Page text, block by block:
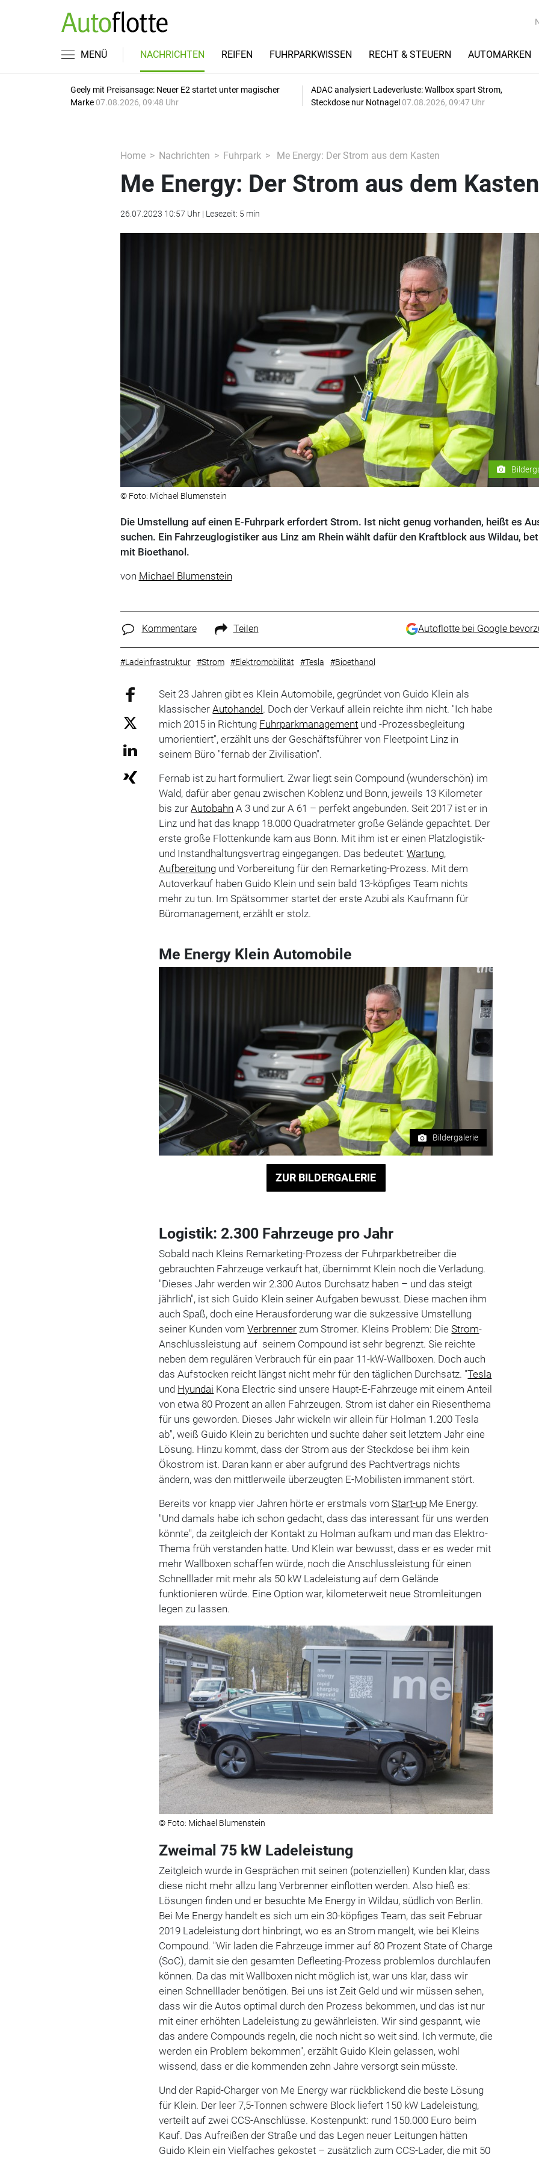
MENÜ NACHRICHTEN REIFEN FUHRPARKWISSEN RECHT & STEUERN AUTOMARKEN
Geely mit Preisansage: Neuer E2 startet unter magischer
Marke 07.08.2026, 09:48 Uhr
ADAC analysiert Ladeverluste: Wallbox spart Strom,
Steckdose nur Notnagel 07.08.2026, 09:47 Uhr
Home Nachrichten Fuhrpark Me Energy: Der Strom aus dem Kasten
Me Energy: Der Strom aus dem Kasten
26.07.2023 10:57 Uhr | Lesezeit: 5 min
© Foto: Michael Blumenstein
Die Umstellung auf einen E-Fuhrpark erfordert Strom. Ist nicht genug vorhanden, heißt es
suchen. Ein Fahrzeuglogistiker aus Linz am Rhein wählt dafür den Kraftblock aus Wildau,
mit Bioethanol.
von Michael Blumenstein
Kommentare Teilen Autoflotte bei Google
#Ladeinfrastruktur #Strom #Elektromobilität #Tesla #Bioethanol
Seit 23 Jahren gibt es Klein Automobile, gegründet von Guido Klein als
klassischerAutohandel. Doch der Verkauf allein reichte ihm nicht. "Ich habe
mich 2015 in Richtung Fuhrparkmanagement und -Prozessbegleitung
umorientiert", erzählt uns der Geschäftsführer von Fleetpoint Linz in
seinem Büro "fernab der Zivilisation".
Fernab ist zu hart formuliert. Zwar liegt sein Compound (wunderschön) im
Wald, dafür aber genau zwischen Koblenz und Bonn, jeweils 13 Kilometer
bis zurAutobahn A 3 und zur A 61 – perfekt angebunden. Seit 2017 ist er in
Linz und hat das knapp 18.000 Quadratmeter große Gelände gepachtet. Der
erste große Flottenkunde kam aus Bonn. Mit ihm ist er einen Platzlogistik-
und Instandhaltungsvertrag eingegangen. Das bedeutet:Wartung,
Aufbereitung und Vorbereitung für den Remarketing-Prozess. Mit dem
Autoverkauf haben Guido Klein und sein bald 13-köpfiges Team nichts
mehr zu tun. Im Spätsommer startet der erste Azubi als Kaufmann für
Büromanagement, erzählt er stolz.
Me Energy Klein Automobile
Bildergalerie
ZUR BILDERGALERIE
Logistik: 2.300 Fahrzeuge pro Jahr
Sobald nach Kleins Remarketing-Prozess der Fuhrparkbetreiber die
gebrauchten Fahrzeuge verkauft hat, übernimmt Klein noch die Verladung.
"Dieses Jahr werden wir 2.300 Autos Durchsatz haben – und das steigt
jährlich", ist sich Guido Klein seiner Aufgaben bewusst. Diese machen ihm
auch Spaß, doch eine Herausforderung war die sukzessive Umstellung
seiner Kunden vomVerbrenner zum Stromer. Kleins Problem: DieStrom-
Anschlussleistung auf seinem Compound ist sehr begrenzt. Sie reichte
neben dem regulären Verbrauch für ein paar 11-kW-Wallboxen. Doch auch
das Aufstocken reicht längst nicht mehr für den täglichen Durchsatz. "Tesla
und Hyundai Kona Electric sind unsere Haupt-E-Fahrzeuge mit einem Anteil
von etwa 80 Prozent an allen Fahrzeugen. Strom ist daher ein Riesenthema
für uns geworden. Dieses Jahr wickeln wir allein für Holman 1.200 Tesla
ab", weiß Guido Klein zu berichten und suchte daher seit letztem Jahr eine
Lösung. Hinzu kommt, dass der Strom aus der Steckdose bei ihm kein
Ökostrom ist. Daran kann er aber aufgrund des Pachtvertrags nichts
ändern, was den mittlerweile überzeugten E-Mobilisten immanent stört.
Bereits vor knapp vier Jahren hörte er erstmals vomStart-up Me Energy.
"Und damals habe ich schon gedacht, dass das interessant für uns werden
könnte", da zeitgleich der Kontakt zu Holman aufkam und man das Elektro-
Thema früh verstanden hatte. Und Klein war bewusst, dass er es weder mit
mehr Wallboxen schaffen würde, noch die Anschlussleistung für einen
Schnelllader mit mehr als 50 kW Ladeleistung auf dem Gelände
funktionieren würde. Eine Option war, kilometerweit neue Stromleitungen
legen zu lassen.
© Foto: Michael Blumenstein
Zweimal 75 kW Ladeleistung
Zeitgleich wurde in Gesprächen mit seinen (potenziellen) Kunden klar, dass
diese nicht mehr allzu lang Verbrenner einflotten werden. Also hieß es:
Lösungen finden und er besuchte Me Energy in Wildau, südlich von Berlin.
Bei Me Energy handelt es sich um ein 30-köpfiges Team, das seit Februar
2019 Ladeleistung dort hinbringt, wo es an Strom mangelt, wie bei Kleins
Compound. "Wir laden die Fahrzeuge immer auf 80 Prozent State of Charge
(SoC), damit sie den gesamten Defleeting-Prozess problemlos durchlaufen
können. Da das mit Wallboxen nicht möglich ist, war uns klar, dass wir
einen Schnelllader benötigen. Bei uns ist Zeit Geld und wir müssen sehen,
dass wir die Autos optimal durch den Prozess bekommen, und das ist nur
mit einer erhöhten Ladeleistung zu gewährleisten. Wir sind gespannt, wie
das andere Compounds regeln, die noch nicht so weit sind. Ich vermute, die
werden ein Problem bekommen", erzählt Guido Klein gelassen, wohl
wissend, dass er die kommenden zehn Jahre versorgt sein müsste.
Und der Rapid-Charger von Me Energy war rückblickend die beste Lösung
für Klein. Der leer 7,5-Tonnen schwere Block liefert 150 kW Ladeleistung,
verteilt auf zwei CCS-Anschlüsse. Kostenpunkt: rund 150.000 Euro beim
Kauf. Das Aufreißen der Straße und das Legen neuer Leitungen hätten
Guido Klein ein Vielfaches gekostet – zusätzlich zum CCS-Lader, die mit 50